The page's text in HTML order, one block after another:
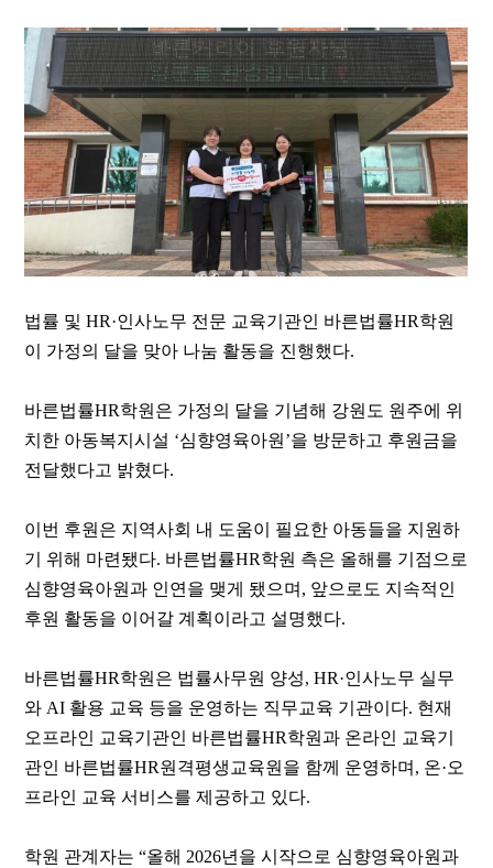
법률 및HR·인사노무 전문 교육기관인 바른법률HR학원
이 가정의 달을 맞아 나눔 활동을 진행했다.
바른법률HR학원은 가정의 달을 기념해 강원도 원주에 위
치한 아동복지시설 ‘심향영육아원 ’을 방문하고 후원금을
전달했다고 밝혔다.
이번 후원은 지역사회 내 도움이 필요한 아동들을 지원하
기 위해 마련됐다. 바른법률HR학원 측은 올해를 기점으로
심향영육아원과 인연을 맺게 됐으며 , 앞으로도 지속적인
후원 활동을 이어갈 계획이라고 설명했다.
바른법률HR학원은 법률사무원 양성, HR·인사노무 실무
와 AI 활용 교육 등을 운영하는 직무교육 기관이다. 현재
오프라인 교육기관인 바른법률HR학원과 온라인 교육기
관인 바른법률HR원격평생교육원을 함께 운영하며 , 온·오
프라인 교육 서비스를 제공하고 있다.
학원 관계자는“올해 2026년을 시작으로 심향영육아원과